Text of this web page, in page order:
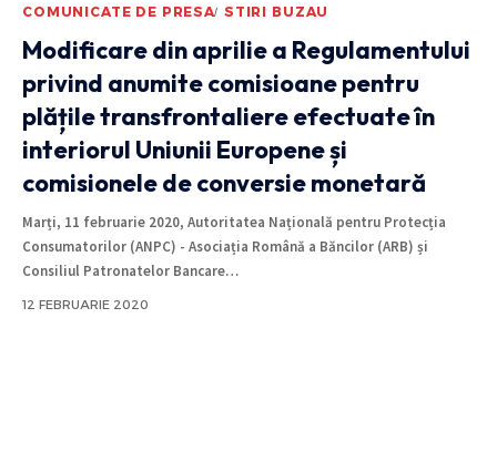
COMUNICATE DE PRESA STIRI BUZAU
Modificare din aprilie a Regulamentului
privind anumite comisioane pentru
plățile transfrontaliere efectuate în
interiorul Uniunii Europene și
comisionele de conversie monetară
Marți, 11 februarie 2020, Autoritatea Națională pentru Protecția
Consumatorilor (ANPC) - Asociația Română a Băncilor (ARB) și
Consiliul Patronatelor Bancare…
12 FEBRUARIE 2020